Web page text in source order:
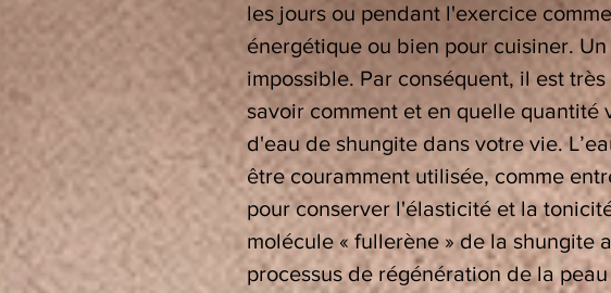
les jours ou pendant l'exercice
énergétique ou bien pour cuisiner.
impossible. Par conséquent, il est
savoir comment et en quelle quantité
d'eau de shungite dans votre vie.
être couramment utilisée, comme
pour conserver l'élasticité et la
molécule « fullerène » de la shungite
processus de régénération de la